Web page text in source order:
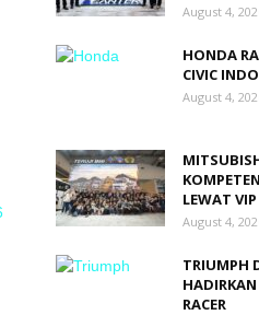
August 4,
HONDA
CIVIC
August 4,
LEWAT
August 4,
TRIUMPH
HADIRKAN
RACER